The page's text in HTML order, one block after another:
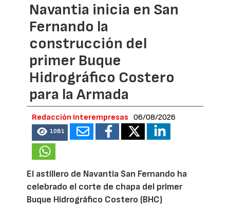
Navantia inicia en San
Fernando la
construcción del
primer Buque
Hidrográfico Costero
para la Armada
Redacción Interempresas 06/08/2026
1081
El astillero de Navantia San Fernando ha
celebrado el corte de chapa del primer
Buque Hidrográfico Costero (BHC)